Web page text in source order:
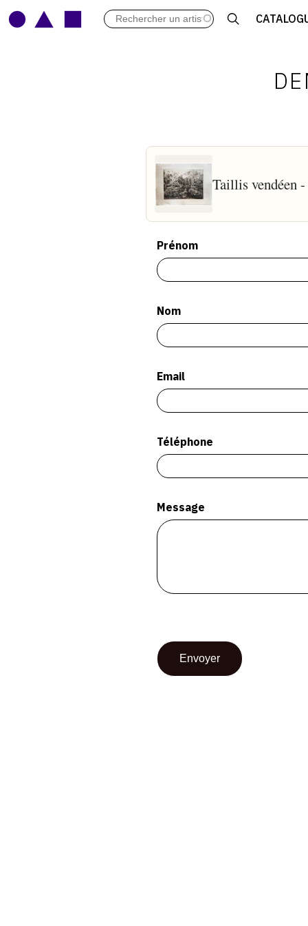
ARCHIVES DES EXPOSITIONS
LIBRAIRIE : LIVRES &
LEXIQUE ARTISTIQUE
Taillis vendéen
Prénom
Nom
Email
Téléphone
Message